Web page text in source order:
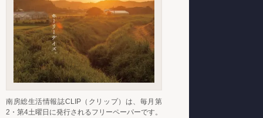
南房総生活情報誌CLIP（クリップ）は、毎月第
2・第4土曜日に発行されるフリーペーパーです。